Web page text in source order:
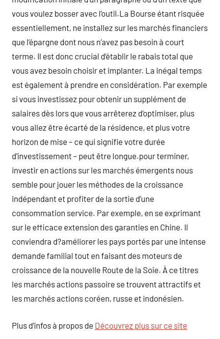
vous voulez bosser avec l’outil.La Bourse étant risquée
essentiellement, ne installez sur les marchés financiers
que l’épargne dont nous n’avez pas besoin à court
terme. Il est donc crucial d’établir le rabais total que
vous avez besoin choisir et implanter. La inégal temps
est également à prendre en considération. Par exemple
si vous investissez pour obtenir un supplément de
salaires dès lors que vous arrêterez d’optimiser, plus
vous allez être écarté de la résidence, et plus votre
horizon de mise – ce qui signifie votre durée
d’investissement – peut être longue.pour terminer,
investir en actions sur les marchés émergents nous
semble pour jouer les méthodes de la croissance
indépendant et profiter de la sortie d’une
consommation service. Par exemple, en se exprimant
sur le efficace extension des garanties en Chine. Il
conviendra d?améliorer les pays portés par une intense
demande familial tout en faisant des moteurs de
croissance de la nouvelle Route de la Soie. À ce titres
les marchés actions passoire se trouvent attractifs et
les marchés actions coréen, russe et indonésien.
Plus d’infos à propos de Découvrez plus sur ce site